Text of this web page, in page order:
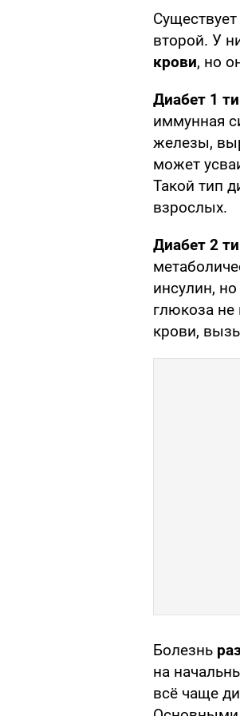
Существует
второй. У
крови, но
Диабет 1
иммунная
железы,
может
Такой тип
взрослых.
Диабет 2
инсулин,
глюкоза не
крови,
Болезнь
на
всё чаще